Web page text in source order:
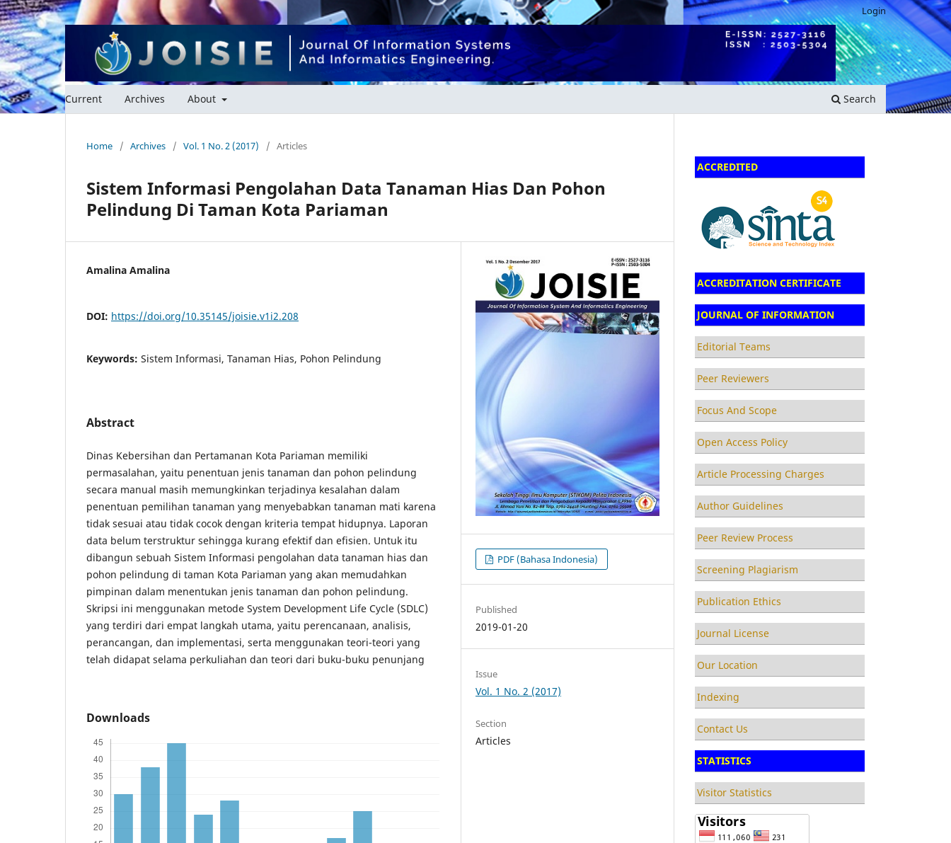
Current Archives About Search
Login
Home / Archives / Vol. 1 No. 2 (2017) / Articles
Sistem Informasi Pengolahan Data Tanaman Hias Dan Pohon
Pelindung Di Taman Kota Pariaman
Amalina Amalina
DOI: https://doi.org/10.35145/joisie.v1i2.208
Keywords: Sistem Informasi, Tanaman Hias, Pohon Pelindung
Abstract
Dinas Kebersihan dan Pertamanan Kota Pariaman memiliki
permasalahan, yaitu penentuan jenis tanaman dan pohon pelindung
secara manual masih memungkinkan terjadinya kesalahan dalam
penentuan pemilihan tanaman yang menyebabkan tanaman mati karena
tidak sesuai atau tidak cocok dengan kriteria tempat hidupnya. Laporan
data belum terstruktur sehingga kurang efektif dan efisien. Untuk itu
dibangun sebuah Sistem Informasi pengolahan data tanaman hias dan
pohon pelindung di taman Kota Pariaman yang akan memudahkan
pimpinan dalam menentukan jenis tanaman dan pohon pelindung.
Skripsi ini menggunakan metode System Development Life Cycle (SDLC)
yang terdiri dari empat langkah utama, yaitu perencanaan, analisis,
perancangan, dan implementasi, serta menggunakan teori-teori yang
telah didapat selama perkuliahan dan teori dari buku-buku penunjang
Downloads
PDF (Bahasa Indonesia)
Published
2019-01-20
Issue
Vol. 1 No. 2 (2017)
Section
Articles
ACCREDITED
ACCREDITATION CERTIFICATE
JOURNAL OF INFORMATION
Editorial Teams
Peer Reviewers
Focus And Scope
Open Access Policy
Article Processing Charges
Author Guidelines
Peer Review Process
Screening Plagiarism
Publication Ethics
Journal License
Our Location
Indexing
Contact Us
STATISTICS
Visitor Statistics